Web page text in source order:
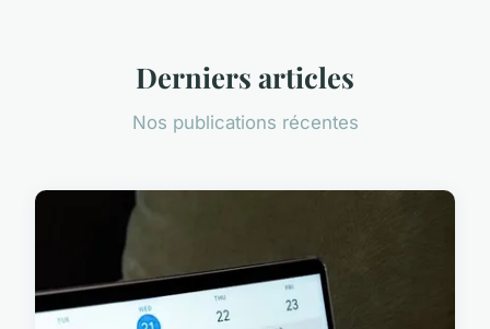
Derniers articles
Nos publications récentes